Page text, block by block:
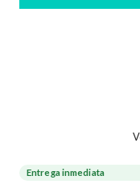
-3%OFF
Entrega inmediata